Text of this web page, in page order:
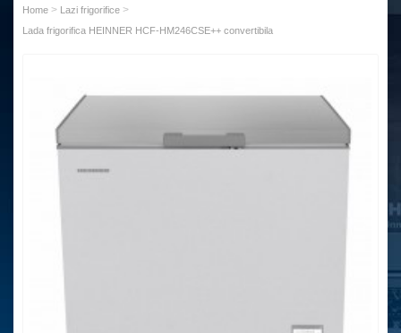
Home > Lazi frigorifice >
Lada frigorifica HEINNER HCF-HM246CSE++ convertibila